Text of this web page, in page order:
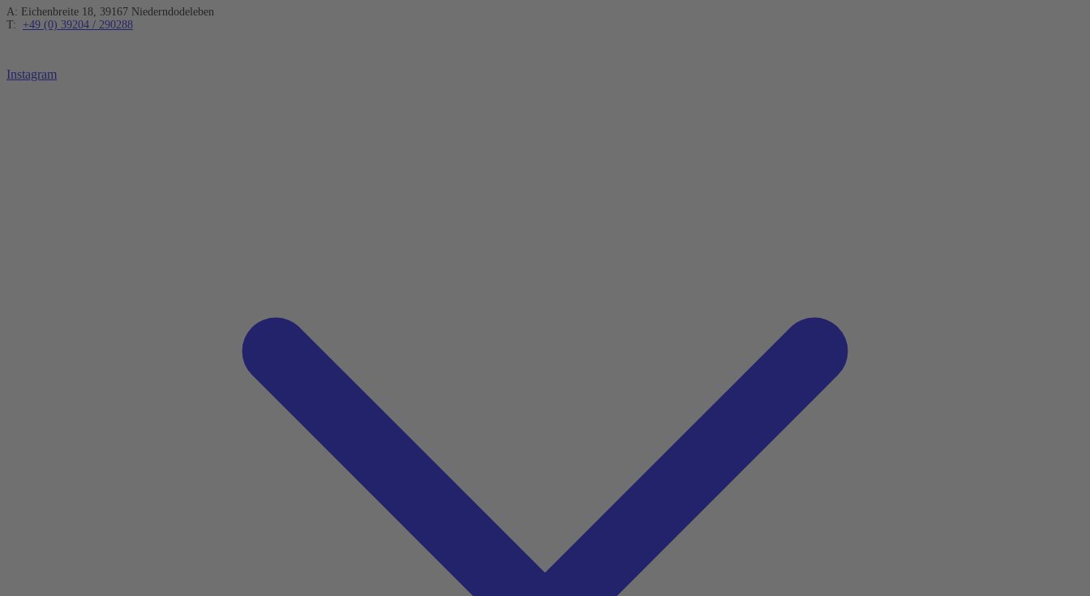
A: Eichenbreite 18, 39167 Niederndodeleben
T: +49 (0) 39204 / 290288
Instagram